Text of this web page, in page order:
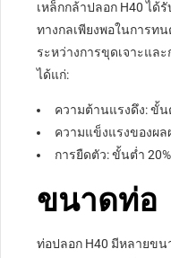
เหล็กกล้าปลอก H40 ได้
ทางกลเพียงพอในการท
ระหว่างการขุดเจาะแล
ได้แก่:
ความต้านแรงดึง: ขั้น
ความแข็งแรงของผล
การยืดตัว: ขั้นต่ำ
ขนาดท่อ
ท่อปลอก H40 มีหลายขน